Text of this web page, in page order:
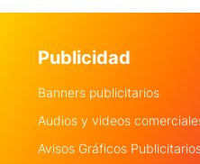
Publicidad
Banners publicitarios
Audios y videos
Avisos Gráficos